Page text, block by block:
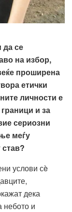
да се
на избор,
проширена
етички
личности е
и за
сериозни
меѓу
услови сè
дека
небото и